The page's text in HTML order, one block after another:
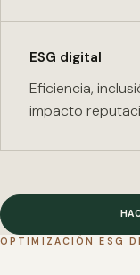
ESG digital
Eficiencia,
impacto
OPTIMIZACIÓN ESG